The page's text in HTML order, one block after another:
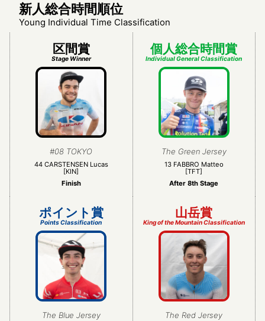
コミュニケ
TOJについて ABOUT
観戦について GUIDE
過去の大会 HISTORY
オンラインショップ ONLINE SHOP
Instagram Instagram
X（旧twitter）
Facebook Facebook
新人総合時間順位
Young Individual Time Classification
区間賞
Stage Winner
#08 TOKYO
44 CARSTENSEN Lucas
[KIN]
Finish
個人総合時間賞
Individual General Classification
The Green Jersey
13 FABBRO Matteo
[TFT]
After 8th Stage
ポイント賞
Points Classification
The Blue Jersey
山岳賞
King of the Mountain Classification
The Red Jersey